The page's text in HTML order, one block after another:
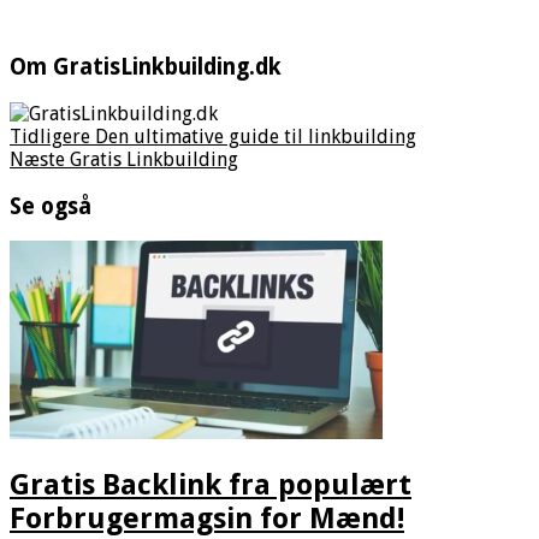
Om GratisLinkbuilding.dk
Tidligere Den ultimative guide til linkbuilding
Næste Gratis Linkbuilding
Se også
Gratis Backlink fra populært
Forbrugermagsin for Mænd!